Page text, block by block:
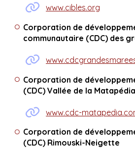
www.cibles.org
Corporation de
communautaire (CDC) des
Corporation de
(CDC) Vallée de la Matapédia
www.cdc-
Corporation de
(CDC) Rimouski-Neigette